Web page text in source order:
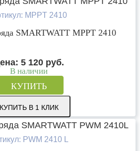
MPPT 2410
SMARTWATT MPPT 2410
5 120 руб.
В наличии
КУПИТЬ
КУПИТЬ В 1 КЛИК
PWM 2410 L